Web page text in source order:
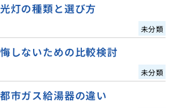
灯の種類と選び方
未分類
しないための比較検討
未分類
市ガス給湯器の違い